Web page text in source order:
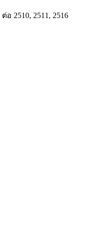
อ 2510, 2511, 2516